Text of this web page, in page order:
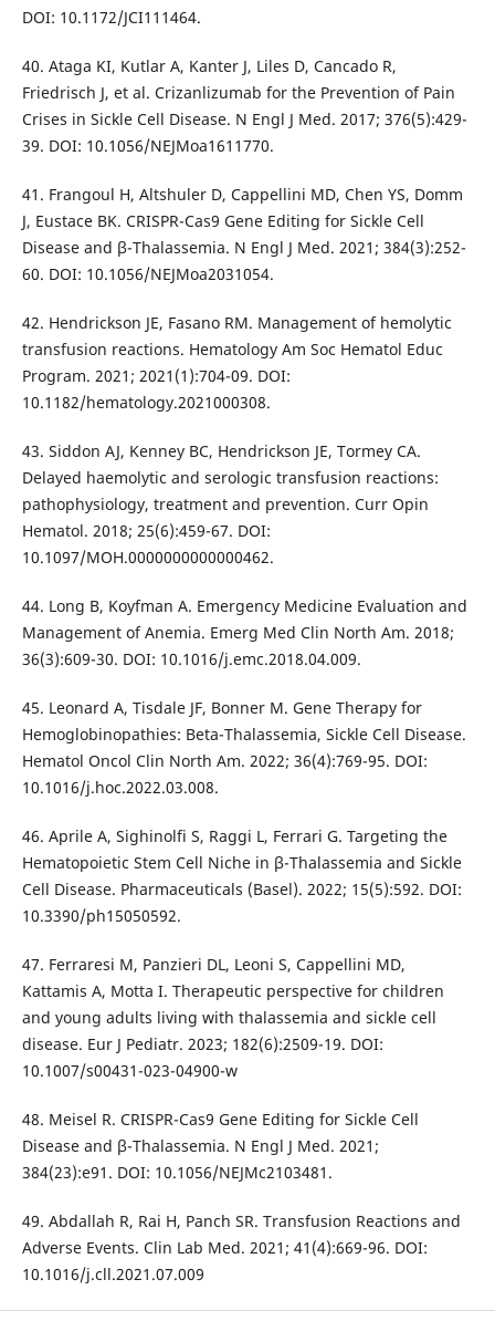
DOI: 10.1172/JCI111464.
40. Ataga KI, Kutlar A, Kanter J, Liles D, Cancado R,
Friedrisch J, et al. Crizanlizumab for the Prevention of Pain
Crises in Sickle Cell Disease. N Engl J Med. 2017; 376(5):429-
39. DOI: 10.1056/NEJMoa1611770.
41. Frangoul H, Altshuler D, Cappellini MD, Chen YS, Domm
J, Eustace BK. CRISPR-Cas9 Gene Editing for Sickle Cell
Disease and β-Thalassemia. N Engl J Med. 2021; 384(3):252-
60. DOI: 10.1056/NEJMoa2031054.
42. Hendrickson JE, Fasano RM. Management of hemolytic
transfusion reactions. Hematology Am Soc Hematol Educ
Program. 2021; 2021(1):704-09. DOI:
10.1182/hematology.2021000308.
43. Siddon AJ, Kenney BC, Hendrickson JE, Tormey CA.
Delayed haemolytic and serologic transfusion reactions:
pathophysiology, treatment and prevention. Curr Opin
Hematol. 2018; 25(6):459-67. DOI:
10.1097/MOH.0000000000000462.
44. Long B, Koyfman A. Emergency Medicine Evaluation and
Management of Anemia. Emerg Med Clin North Am. 2018;
36(3):609-30. DOI: 10.1016/j.emc.2018.04.009.
45. Leonard A, Tisdale JF, Bonner M. Gene Therapy for
Hemoglobinopathies: Beta-Thalassemia, Sickle Cell Disease.
Hematol Oncol Clin North Am. 2022; 36(4):769-95. DOI:
10.1016/j.hoc.2022.03.008.
46. Aprile A, Sighinolfi S, Raggi L, Ferrari G. Targeting the
Hematopoietic Stem Cell Niche in β-Thalassemia and Sickle
Cell Disease. Pharmaceuticals (Basel). 2022; 15(5):592. DOI:
10.3390/ph15050592.
47. Ferraresi M, Panzieri DL, Leoni S, Cappellini MD,
Kattamis A, Motta I. Therapeutic perspective for children
and young adults living with thalassemia and sickle cell
disease. Eur J Pediatr. 2023; 182(6):2509-19. DOI:
10.1007/s00431-023-04900-w
48. Meisel R. CRISPR-Cas9 Gene Editing for Sickle Cell
Disease and β-Thalassemia. N Engl J Med. 2021;
384(23):e91. DOI: 10.1056/NEJMc2103481.
49. Abdallah R, Rai H, Panch SR. Transfusion Reactions and
Adverse Events. Clin Lab Med. 2021; 41(4):669-96. DOI:
10.1016/j.cll.2021.07.009